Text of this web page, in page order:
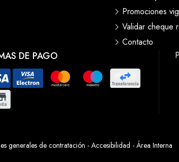
DE PAGO
Promociones
Validar cheque
Contacto
generales de contratación - Accesibilidad - Área Interna